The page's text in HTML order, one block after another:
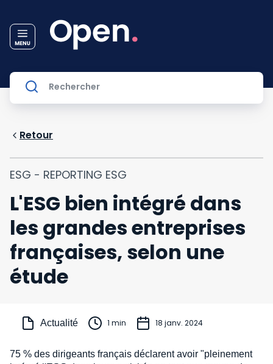
Retour
ESG - REPORTING ESG
L'ESG bien intégré dans
les grandes entreprises
françaises, selon une
étude
Actualité 1 min 18 janv. 2024
75 % des dirigeants français déclarent avoir "pleinement